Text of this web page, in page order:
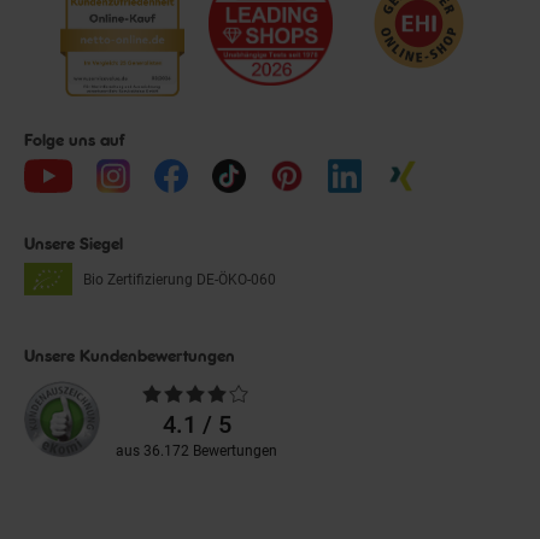
Folge uns auf
Unsere Siegel
Bio Zertifizierung DE-ÖKO-060
Unsere Kundenbewertungen
Durchschnittliche
Bewertungen4.1 / 5
aus 36.172 Bewertungen